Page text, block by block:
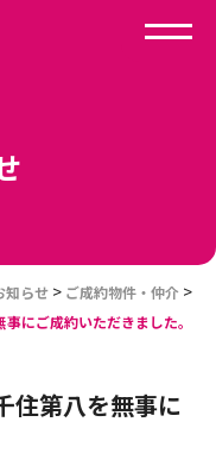
知らせ > ご成約物件・仲介 >
にご成約いただきました。
住第八を無事に